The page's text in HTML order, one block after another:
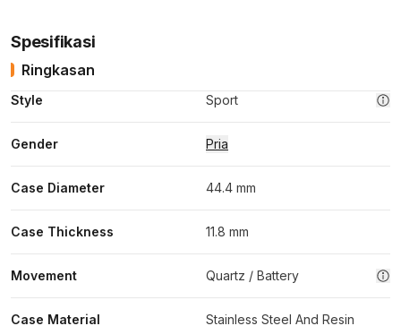
Spesifikasi
Ringkasan
Style Sport
Gender Pria
Case Diameter 44.4 mm
Case Thickness 11.8 mm
Movement Quartz / Battery
Case Material Stainless Steel And Resin